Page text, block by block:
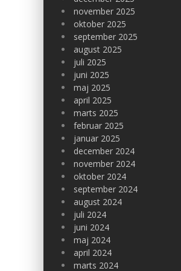
november 2025
oktober 2025
september 2025
august 2025
juli 2025
juni 2025
maj 2025
april 2025
marts 2025
februar 2025
januar 2025
december 2024
november 2024
oktober 2024
september 2024
august 2024
juli 2024
juni 2024
maj 2024
april 2024
marts 2024